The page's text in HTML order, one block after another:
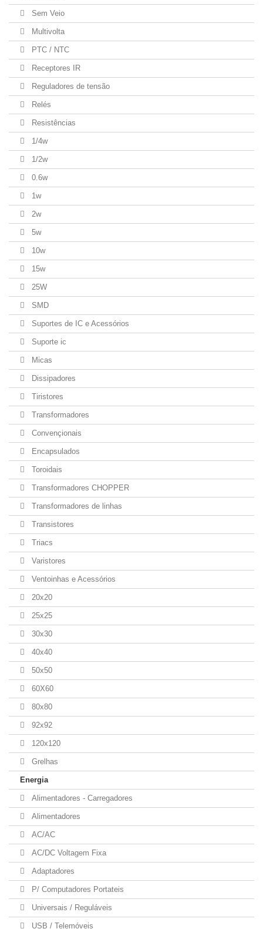
Sem Veio
Multivolta
PTC / NTC
Receptores IR
Reguladores de tensão
Relés
Resistências
1/4w
1/2w
0.6w
1w
2w
5w
10w
15w
25W
SMD
Suportes de IC e Acessórios
Suporte ic
Micas
Dissipadores
Tiristores
Transformadores
Convençionais
Encapsulados
Toroidais
Transformadores CHOPPER
Transformadores de linhas
Transistores
Triacs
Varistores
Ventoinhas e Acessórios
20x20
25x25
30x30
40x40
50x50
60X60
80x80
92x92
120x120
Grelhas
Energia
Alimentadores - Carregadores
Alimentadores
AC/AC
AC/DC Voltagem Fixa
Adaptadores
P/ Computadores Portateis
Universais / Reguláveis
USB / Telemóveis